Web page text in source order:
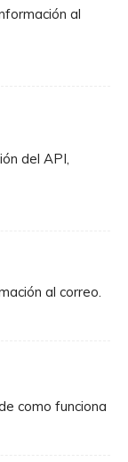
al
del API,
al correo.
como funciona